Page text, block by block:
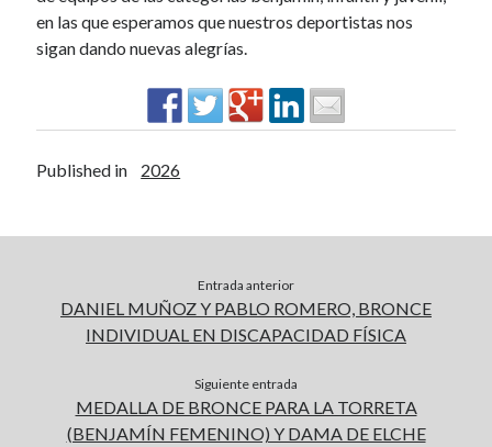
en las que esperamos que nuestros deportistas nos
sigan dando nuevas alegrías.
Published in 2026
Entrada anterior
DANIEL MUÑOZ Y PABLO ROMERO, BRONCE
INDIVIDUAL EN DISCAPACIDAD FÍSICA
Siguiente entrada
MEDALLA DE BRONCE PARA LA TORRETA
(BENJAMÍN FEMENINO) Y DAMA DE ELCHE